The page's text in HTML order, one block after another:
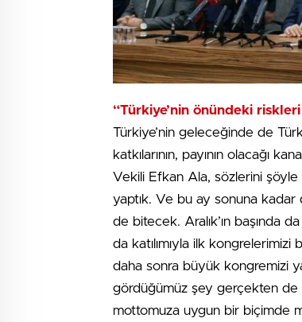
“Türkiye’nin önündeki
Türkiye’nin geleceğinde de
katkılarının, payının olacağı
Vekili Efkan Ala, sözlerini şöyle
yaptık. Ve bu ay sonuna kadar
de bitecek. Aralık’ın başında
da katılımıyla ilk kongrelerimizi
daha sonra büyük kongremizi
gördüğümüz şey gerçekten de
mottomuza uygun bir biçimde